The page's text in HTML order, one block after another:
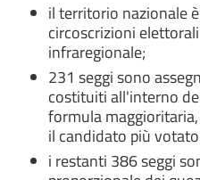
il territorio nazionale
circoscrizioni
infraregionale;
231 seggi sono
costituiti all'interno
formula
il candidato più
i restanti 386 seggi